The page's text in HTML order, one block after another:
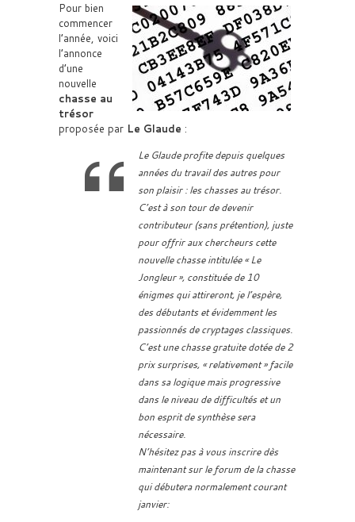
Pour bien
commencer
l’année, voici
l’annonce
d’une
nouvelle
chasse au
trésor
proposée par Le Glaude :
Le Glaude profite depuis quelques
années du travail des autres pour
son plaisir : les chasses au trésor.
C’est à son tour de devenir
contributeur (sans prétention), juste
pour offrir aux chercheurs cette
nouvelle chasse intitulée « Le
Jongleur », constituée de 10
énigmes qui attireront, je l’espère,
des débutants et évidemment les
passionnés de cryptages classiques.
C’est une chasse gratuite dotée de 2
prix surprises, « relativement » facile
dans sa logique mais progressive
dans le niveau de difficultés et un
bon esprit de synthèse sera
nécessaire.
N’hésitez pas à vous inscrire dès
maintenant sur le forum de la chasse
qui débutera normalement courant
janvier: